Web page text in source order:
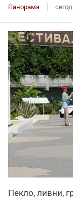
Панорама
Пекло, ливни,